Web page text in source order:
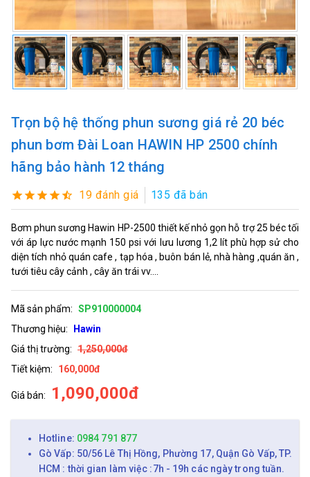
Trọn bộ hệ thống phun sương giá rẻ 20 béc
phun bơm Đài Loan HAWIN HP 2500 chính
hãng bảo hành 12 tháng
19 đánh giá 135 đã bán
Bơm phun sương Hawin HP-2500 thiết kế nhỏ gọn hỗ trợ 25 béc tối
với áp lực nước mạnh 150 psi với lưu lương 1,2 lít phù hợp sử cho
diện tích nhỏ quán cafe , tạp hóa , buôn bán lẻ, nhà hàng ,quán ăn ,
tưới tiêu cây cảnh , cây ăn trái vv....
Mã sản phẩm: SP910000004
Thương hiệu:
Hawin
Giá thị trường: 1,250,000đ
Tiết kiệm:
160,000đ
Giá bán: 1,090,000đ
Hotline: 0984 791 877
Gò Vấp: 50/56 Lê Thị Hồng, Phường 17, Quận Gò Vấp, TP.
HCM : thời gian làm việc :7h - 19h các ngày trong tuần.